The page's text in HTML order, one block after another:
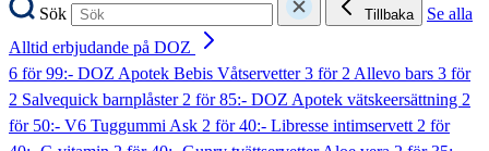
Sök
Tillbaka
Se alla
Alltid erbjudande på DOZ
6 för 99:- DOZ Apotek Bebis Våtservetter3 för 2 Allevo bars 3 för
2 Salvequick barnplåster2 för 85:- DOZ Apotek vätskeersättning 2
för 50:- V6 Tuggummi Ask 2 för 40:- Libresse intimservett2 för